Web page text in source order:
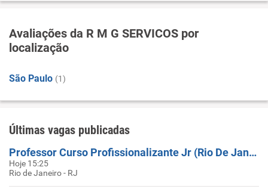
Avaliações da R M G SERVICOS por
localização
São Paulo (1)
Últimas vagas publicadas
Professor Curso Profissionalizante Jr (Rio De Janeiro)
Hoje 15:25
Rio de Janeiro - RJ